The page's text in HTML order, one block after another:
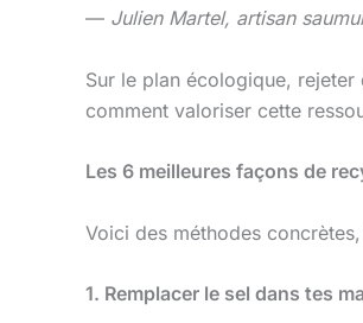
— Julien Martel, artisan
Sur le plan écologique, rejeter
comment valoriser cette
Les 6 meilleures façons de
Voici des méthodes
1. Remplacer le sel dans tes